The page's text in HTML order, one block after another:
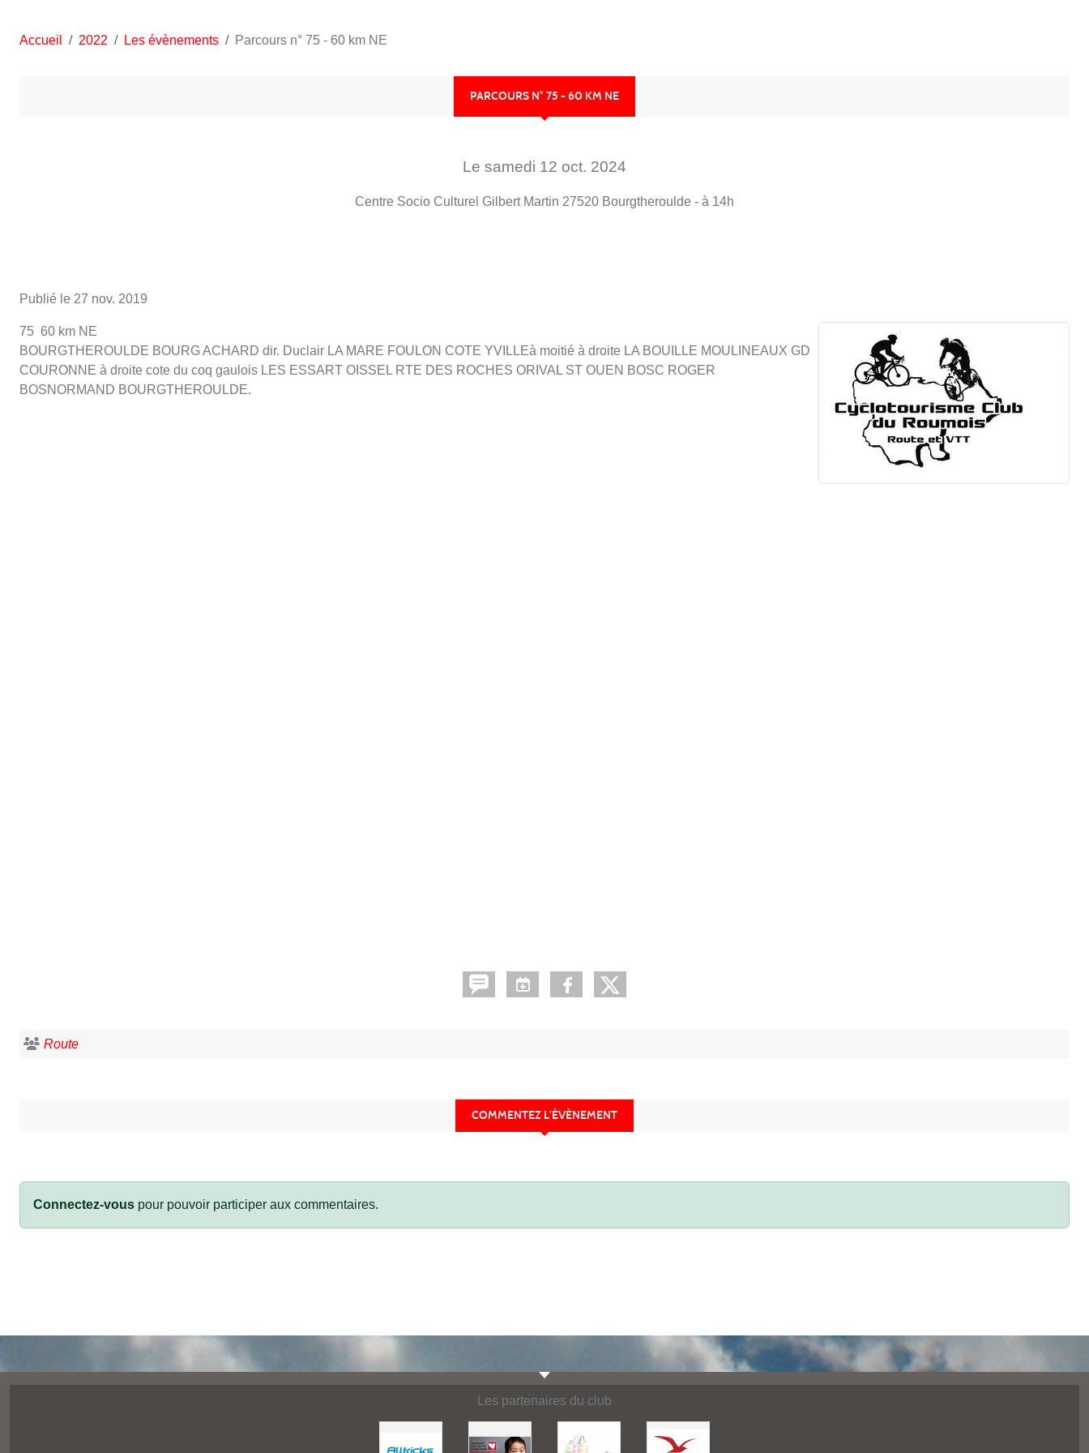
Accueil 2022 Les évènements Parcours n° 75 - 60 km NE
PARCOURS N° 75 - 60 KM NE
Le samedi 12 oct. 2024
Centre Socio Culturel Gilbert Martin 27520 Bourgtheroulde - à 14h
Publié le 27 nov. 2019
75 60 km NE
BOURGTHEROULDE BOURG ACHARD dir. Duclair LA MARE FOULON COTE YVILLEà moitié à droite LA BOUILLE MOULINEAUX GD
COURONNE à droite cote du coq gaulois LES ESSART OISSEL RTE DES ROCHES ORIVAL ST OUEN BOSC ROGER
BOSNORMAND BOURGTHEROULDE.
Route
COMMENTEZ L’ÉVÈNEMENT
Connectez-vous pour pouvoir participer aux commentaires.
Les partenaires du club